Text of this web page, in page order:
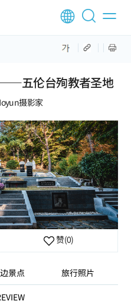
五伦台殉教者圣地
摄影家
赞(0)
景点 旅行照片